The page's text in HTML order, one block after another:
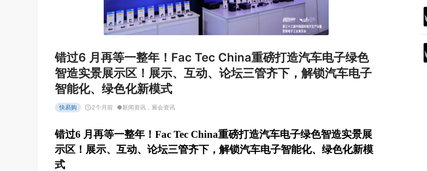
错过6 月再等一整年！Fac Tec China重磅打造汽车电子绿色
智造实景展示区！展示、互动、论坛三管齐下，解锁汽车电子
智能化、绿色化新模式
快易购 2个月前 ●新闻资讯 ， 展会资讯
错过6 月 再等一整年 ！ Fac Tec China重磅打造汽车电子绿色智造实景展
示区 ！ 展示、 互动、论坛三管齐下 ，解锁汽车电子智能化、绿色化新模
式